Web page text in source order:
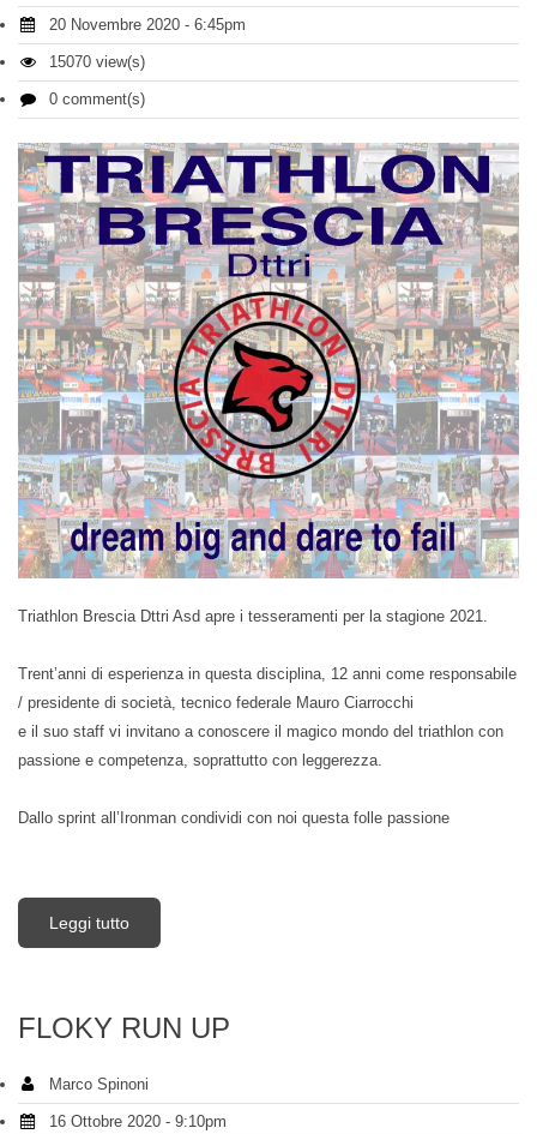
20 Novembre 2020 - 6:45pm
15070 view(s)
0 comment(s)
Triathlon Brescia Dttri Asd apre i tesseramenti per la stagione 2021.
Trent’anni di esperienza in questa disciplina, 12 anni come responsabile
/ presidente di società, tecnico federale Mauro Ciarrocchi
e il suo staff vi invitano a conoscere il magico mondo del triathlon con
passione e competenza, soprattutto con leggerezza.
Dallo sprint all’Ironman condividi con noi questa folle passione
Leggi tutto
FLOKY RUN UP
Marco Spinoni
16 Ottobre 2020 - 9:10pm